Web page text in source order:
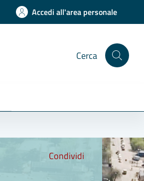
Accedi all'area personale
Cerca
Condividi